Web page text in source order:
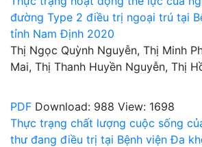
đường Type 2 điều trị ngoại trú tại
tỉnh Nam Định 2020
Thị Ngọc Quỳnh Nguyễn, Thị Minh
Mai, Thị Thanh Huyền Nguyễn, Thị
PDF Download: 988 View: 1698
Thực trạng chất lượng cuộc sống
thư đang điều trị tại Bệnh viện Đa